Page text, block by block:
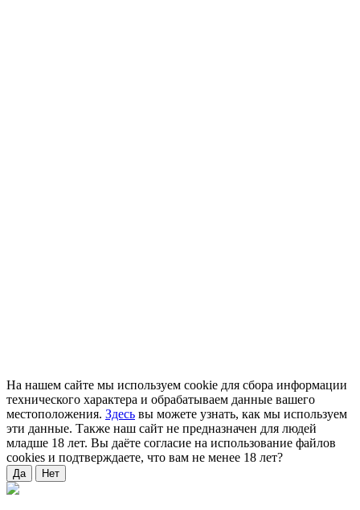
На нашем сайте мы используем cookie для сбора информации
технического характера и обрабатываем данные вашего
местоположения. Здесь вы можете узнать, как мы используем
эти данные. Также наш сайт не предназначен для людей
младше 18 лет. Вы даёте согласие на использование файлов
cookies и подтверждаете, что вам не менее 18 лет?
Да Нет